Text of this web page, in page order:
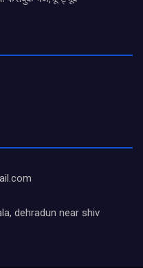
dehradun near shiv